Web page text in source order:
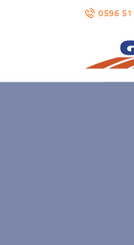
0596